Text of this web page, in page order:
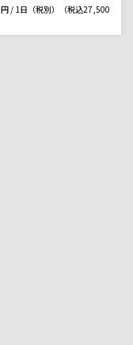
円 / 1日（税別）
（税込27,500